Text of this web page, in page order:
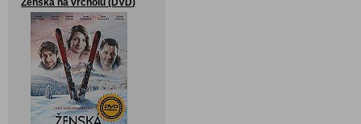
Ženská na vrcholu (DVD)